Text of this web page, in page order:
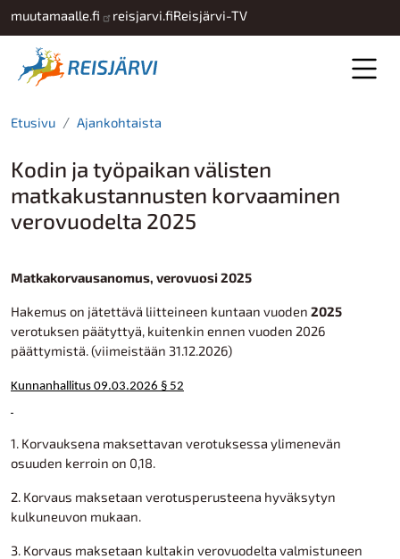
Hyppää pääsisältöön
muutamaalle.fi reisjarvi.fiReisjärvi-TV
Etusivu Ajankohtaista
Kodin ja työpaikan välisten
matkakustannusten korvaaminen
verovuodelta 2025
Matkakorvausanomus, verovuosi 2025
Hakemus on jätettävä liitteineen kuntaan vuoden 2025
verotuksen päätyttyä, kuitenkin ennen vuoden 2026
päättymistä. (viimeistään 31.12.2026)
Kunnanhallitus 09.03.2026 § 52
1. Korvauksena maksettavan verotuksessa ylimenevän
osuuden kerroin on 0,18.
2. Korvaus maksetaan verotusperusteena hyväksytyn
kulkuneuvon mukaan.
3. Korvaus maksetaan kultakin verovuodelta valmistuneen